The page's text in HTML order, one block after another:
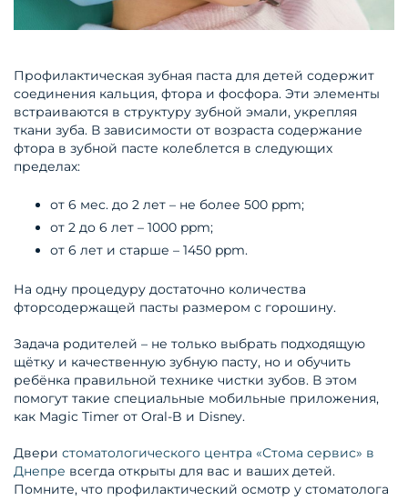
Профилактическая зубная паста для детей содержит
соединения кальция, фтора и фосфора. Эти элементы
встраиваются в структуру зубной эмали, укрепляя
ткани зуба. В зависимости от возраста содержание
фтора в зубной пасте колеблется в следующих
пределах:
от 6 мес. до 2 лет – не более 500 ppm;
от 2 до 6 лет – 1000 ppm;
от 6 лет и старше – 1450 ppm.
На одну процедуру достаточно количества
фторсодержащей пасты размером с горошину.
Задача родителей – не только выбрать подходящую
щётку и качественную зубную пасту, но и обучить
ребёнка правильной технике чистки зубов. В этом
помогут такие специальные мобильные приложения,
как Magic Timer от Oral-B и Disney.
Двери стоматологического центра «Стома сервис» в
Днепре всегда открыты для вас и ваших детей.
Помните, что профилактический осмотр у стоматолога